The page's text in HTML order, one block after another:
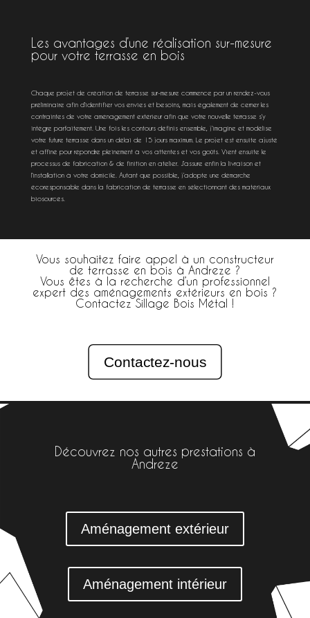
Les avantages d’une réalisation sur-mesure
pour votre terrasse en bois
Chaque projet de création de terrasse sur-mesure commence par un rendez-vous
préliminaire afin d’identifier vos envies et besoins, mais également de cerner les
contraintes de votre aménagement extérieur afin que votre nouvelle terrasse s’y
intègre parfaitement. Une fois les contours définis ensemble, j’imagine et modélise
votre future terrasse dans un délai de 15 jours maximum. Le projet est ensuite ajusté
et affiné pour répondre pleinement à vos attentes et vos goûts. Vient ensuite le
processus de fabrication & de finition en atelier. J’assure enfin la livraison et
l’installation à votre domicile. Autant que possible, j’adopte une démarche
écoresponsable dans la fabrication de terrasse en sélectionnant des matériaux
biosourcés.
Vous souhaitez faire appel à un constructeur
de terrasse en bois à Andreze ?
Vous êtes à la recherche d’un professionnel
expert des aménagements extérieurs en bois ?
Contactez Sillage Bois Métal !
Contactez-nous
Découvrez nos autres prestations à
Andreze
Aménagement extérieur
Aménagement intérieur